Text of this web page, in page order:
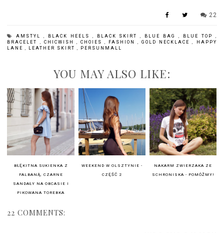
22
AMSTYL BLACK HEELS BLACK SKIRT BLUE BAG BLUE TOP
BRACELET
CHICWISH CHOIES FASHION ,GOLD NECKLACE
HAPPY
LANE
LEATHER SKIRT PERSUNMALL
YOU MAY ALSO LIKE:
BŁĘKITNA SUKIENKA Z
FALBANĄ, CZARNE
SANDAŁY NA OBCASIE I
PIKOWANA TOREBKA
WEEKEND W OLSZTYNIE -
CZĘŚĆ 2
NAKARM ZWIERZAKA ZE
SCHRONISKA - POMÓŻMY!
22 COMMENTS: